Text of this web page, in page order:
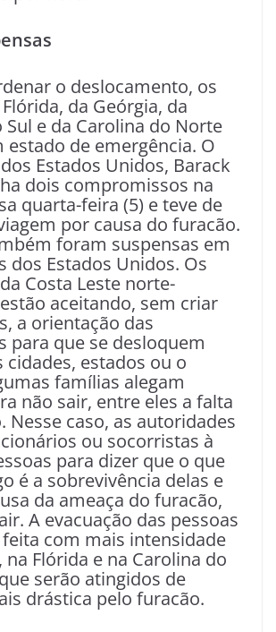
o deslocamento, os
da Geórgia, da
Sul e da Carolina do Norte
estado de emergência. O
Estados Unidos, Barack
dois compromissos na
quarta-feira (5) e teve de
por causa do furacão.
foram suspensas em
dos Estados Unidos. Os
Costa Leste norte-
aceitando, sem criar
a orientação das
para que se desloquem
cidades, estados ou o
famílias alegam
não sair, entre eles a falta
Nesse caso, as autoridades
ou socorristas à
para dizer que o que
é a sobrevivência delas e
da ameaça do furacão,
A evacuação das pessoas
com mais intensidade
na Flórida e na Carolina do
serão atingidos de
drástica pelo furacão.